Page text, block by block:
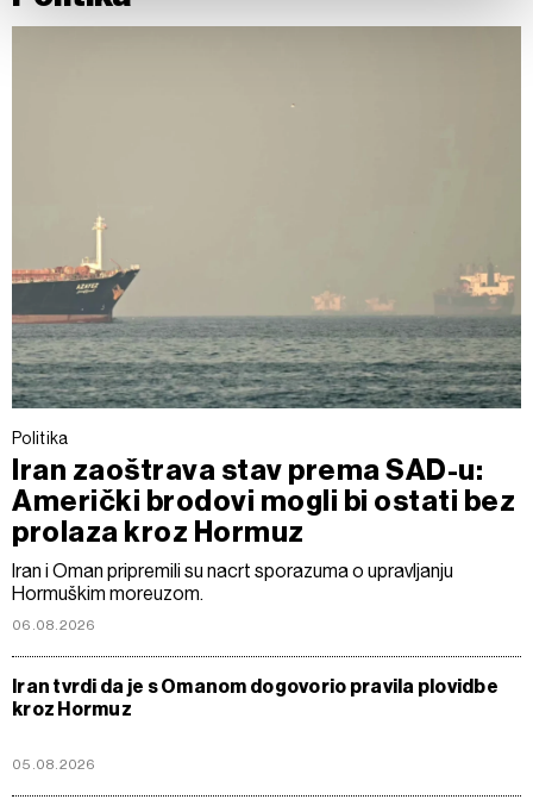
o vašim pravima pročitajte u našoj
kojem trenutku povući bez negativnih posljedica.
Politika
Iran zaoštrava stav prema SAD-u:
Američki brodovi mogli bi ostati bez
prolaza kroz Hormuz
Iran i Oman pripremili su nacrt sporazuma o upravljanju
Hormuškim moreuzom.
06.08.2026
Iran tvrdi da je s Omanom dogovorio pravila plovidbe
kroz Hormuz
05.08.2026